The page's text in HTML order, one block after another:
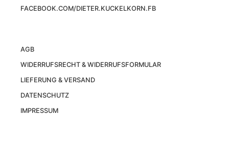
FACEBOOK.COM/DIETER.KUCKELKORN.FB
AGB
WIDERRUFSRECHT & WIDERRUFSFORMULAR
LIEFERUNG & VERSAND
DATENSCHUTZ
IMPRESSUM